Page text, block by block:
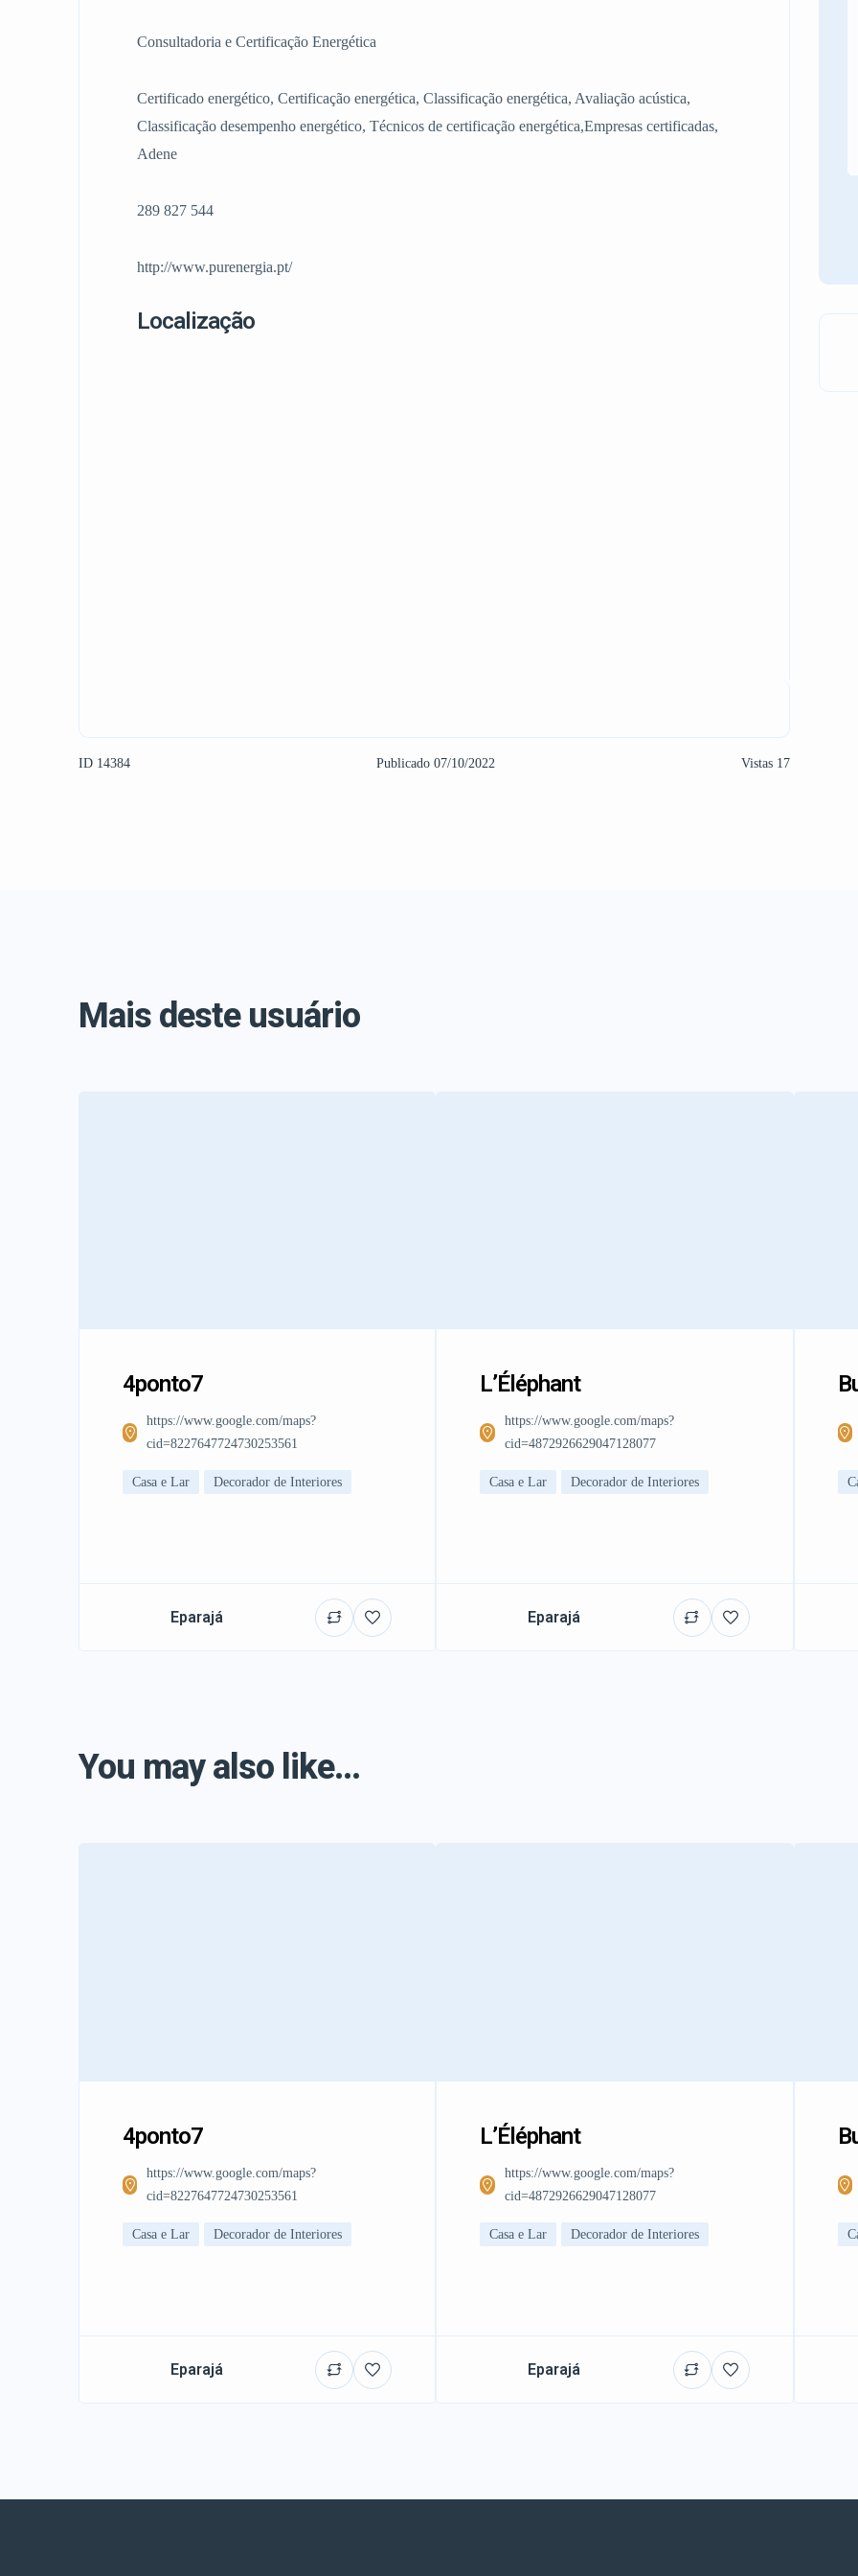
Consultadoria e Certificação Energética
Certificado energético, Certificação energética, Classificação energética, Avaliação acústica,
Classificação desempenho energético, Técnicos de certificação energética,Empresas certificadas,
Adene
289 827 544
http://www.purenergia.pt/
Localização
ID 14384 Publicado 07/10/2022 Vistas 17
Mais deste usuário
4ponto7
https://www.google.com/maps?
cid=8227647724730253561
Casa e Lar Decorador de Interiores
Eparajá
L’Éléphant
https://www.google.com/maps?
cid=4872926629047128077
Casa e Lar Decorador de Interiores
Eparajá
You may also like...
4ponto7
https://www.google.com/maps?
cid=8227647724730253561
Casa e Lar Decorador de Interiores
Eparajá
L’Éléphant
https://www.google.com/maps?
cid=4872926629047128077
Casa e Lar Decorador de Interiores
Eparajá